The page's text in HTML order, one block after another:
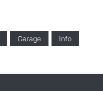
Garage Info